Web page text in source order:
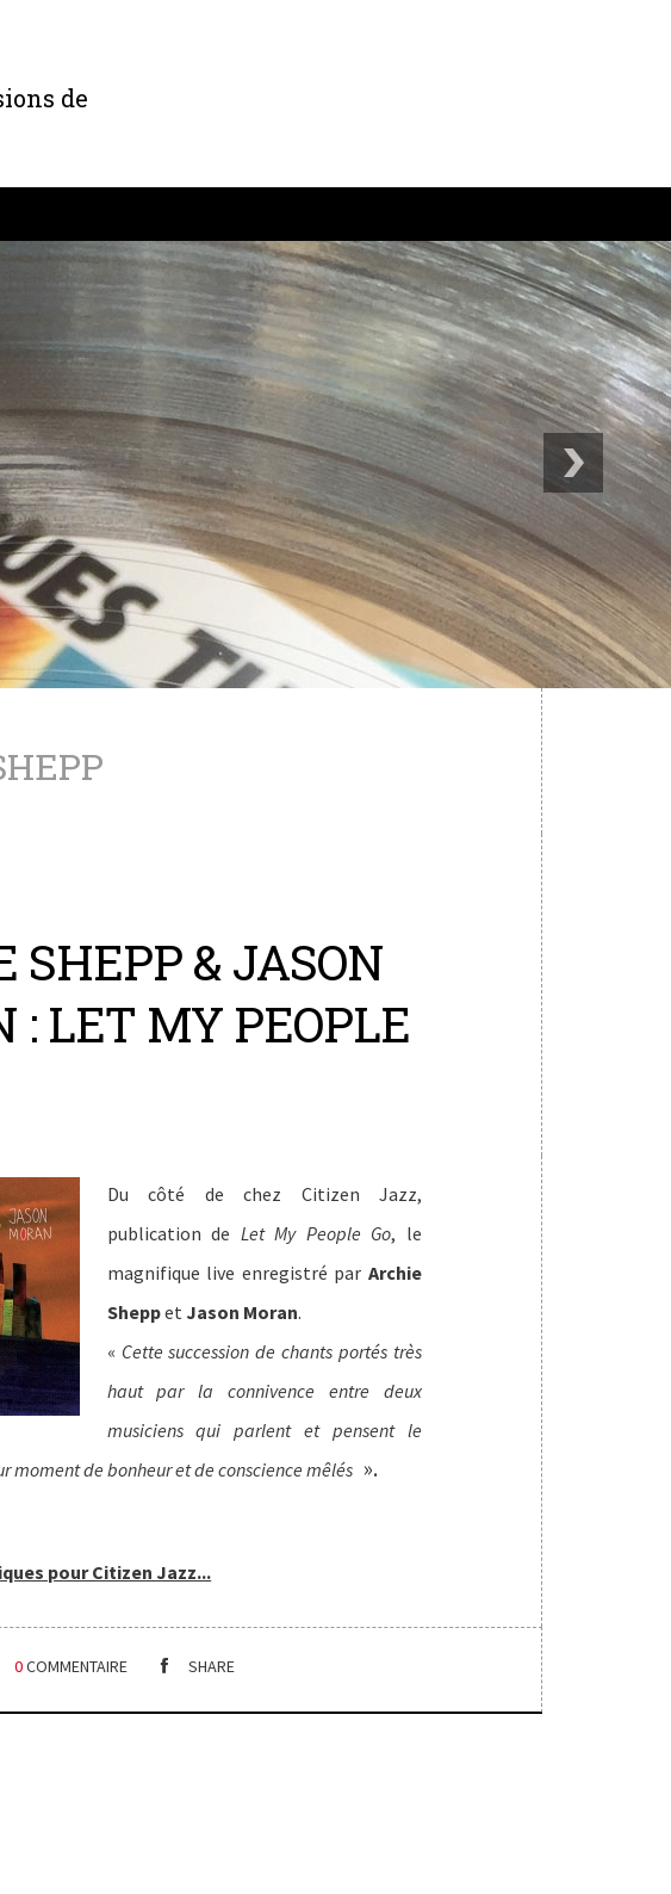
de
SHEPP & JASON
: LET MY PEOPLE
Du côté de chez Citizen Jazz,
publication de Let My People Go, le
magnifique live enregistré par Archie
Sheppet Jason Moran.
« Cette succession de chants portés très
haut par la connivence entre deux
musiciens qui parlent et pensent le
moment de bonheur et de conscience mêlés ».
pour Citizen Jazz...
0COMMENTAIRE SHARE